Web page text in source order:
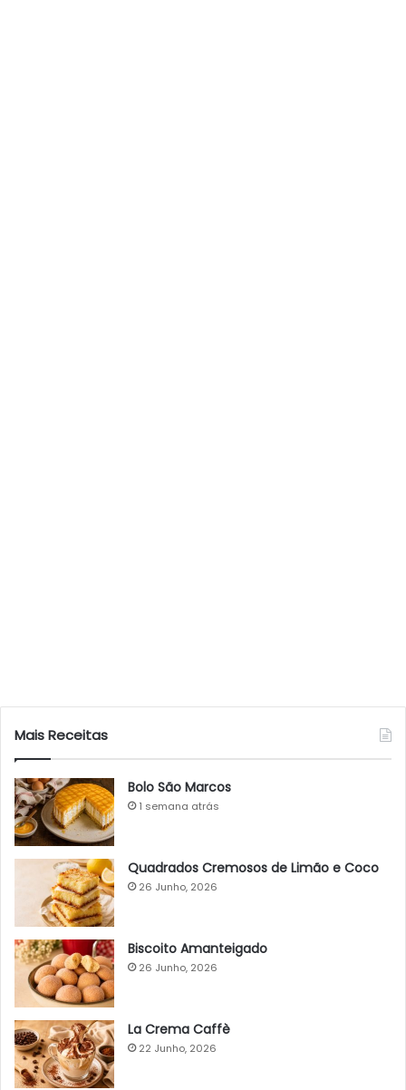
Mais Receitas
Bolo São Marcos
1 semana atrás
Quadrados Cremosos de Limão e Coco
26 Junho, 2026
Biscoito Amanteigado
26 Junho, 2026
La Crema Caffè
22 Junho, 2026